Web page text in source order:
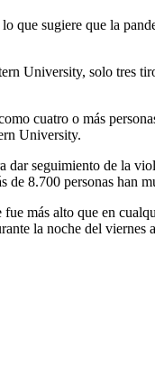
que sugiere que la
University, solo tres
cuatro o más
University.
seguimiento de la
8.700 personas han
más alto que en
la noche del viernes